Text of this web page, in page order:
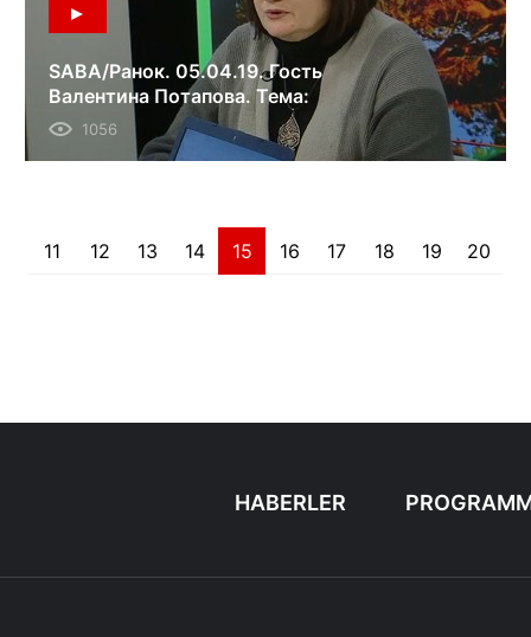
SABA/Ранок. 05.04.19. Гость
Валентина Потапова. Тема:
Образование для крымчан на
материке.
1056
11 12 13 14 15 16 17 18 19 20
HABERLER